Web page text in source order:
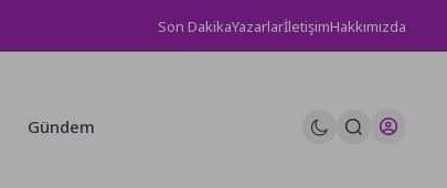
Son DakikaYazarlarİletişimHakkımızda
Gündem